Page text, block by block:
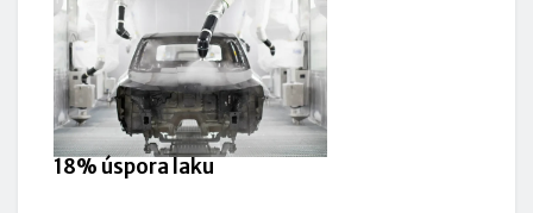
18% úspora laku